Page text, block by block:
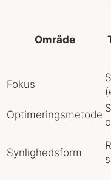
Område
Fokus
Optimeringsmetode
Synlighedsform